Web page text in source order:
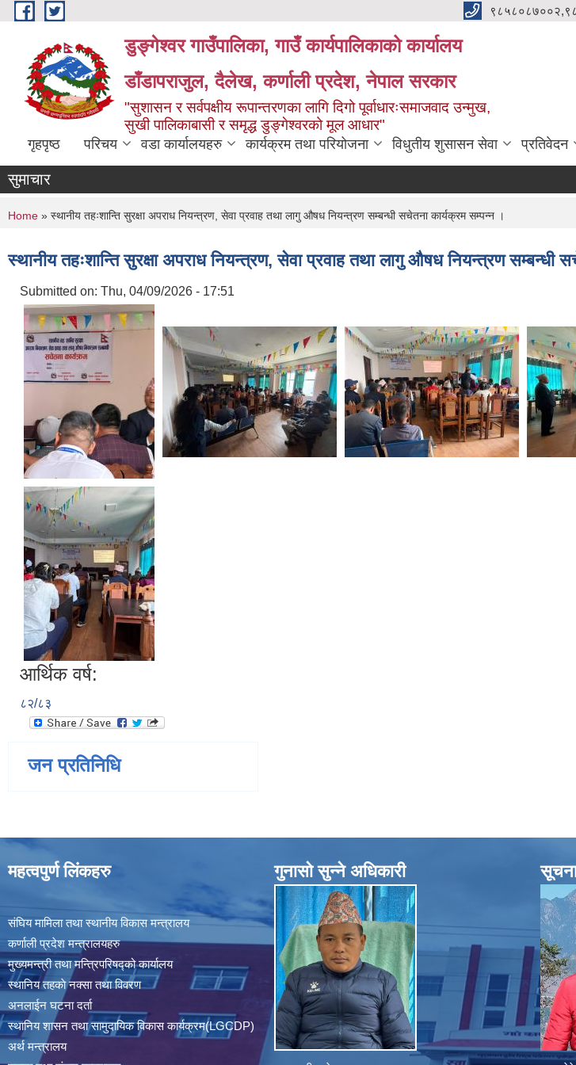
Skip to main content
डुङ्गेश्वर गाउँपालिका, गाउँ कार्यपालिकाको कार्यालय
डाँडापराजुल, दैलेख, कर्णाली प्रदेश, नेपाल सरकार
"सुशासन र सर्वपक्षीय रूपान्तरणका लागि दिगो पूर्वाधारःसमाजवाद उन्मुख,
सुखी पालिकाबासी र समृद्ध डुङ्गेश्वरको मूल आधार"
गृहपृष्ठ परिचय वडा कार्यालयहरु कार्यक्रम तथा परियोजना विधुतीय शुसासन सेवा प्रतिवेदन
सुमाचार
You are here
Home » स्थानीय तहःशान्ति सुरक्षा अपराध नियन्त्रण, सेवा प्रवाह तथा लागु औषध नियन्त्रण सम्बन्धी सचेतना कार्यक्रम सम्पन्न ।
स्थानीय तहःशान्ति सुरक्षा अपराध नियन्त्रण, सेवा प्रवाह तथा लागु औषध नियन्त्रण सम्बन्धी
Submitted on: Thu, 04/09/2026 - 17:51
आर्थिक वर्ष:
८२/८३
जन प्रतिनिधि
महत्वपुर्ण लिंकहरु
संघिय मामिला तथा स्थानीय विकास मन्त्रालय
कर्णाली प्रदेश मन्त्रालयहरु
मुख्यमन्त्री तथा मन्त्रिपरिषद्को कार्यालय
स्थानिय तहकाे नक्सा तथा विवरण
अनलाईन घटना दर्ता
स्थानिय शासन तथा सामुदायिक विकास कार्यक्रम(LGCDP)
अर्थ मन्त्रालय
गुनासाे सुन्ने अधिकारी